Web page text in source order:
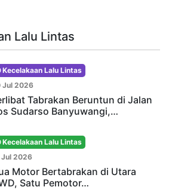
Lalu Lintas
Kecelakaan Lalu Lintas
Jul 2026
Tabrakan Beruntun di Jalan
Sudarso Banyuwangi,…
Kecelakaan Lalu Lintas
Jul 2026
Motor Bertabrakan di Utara
Satu Pemotor…